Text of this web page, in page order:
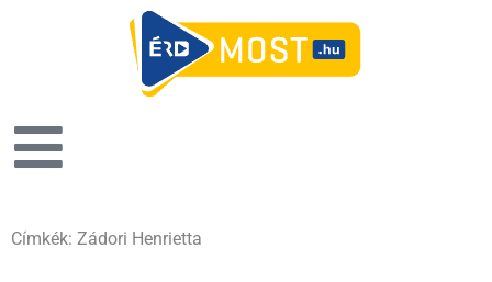
Címkék: Zádori Henrietta